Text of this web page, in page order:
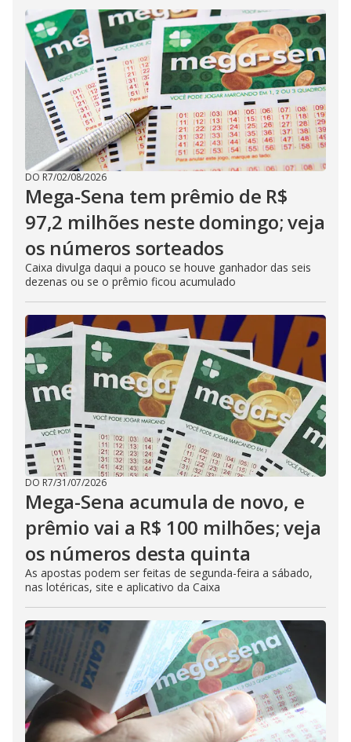
DO R7/02/08/2026
Mega-Sena tem prêmio de R$
97,2 milhões neste domingo; veja
os números sorteados
Caixa divulga daqui a pouco se houve ganhador das seis
dezenas ou se o prêmio ficou acumulado
DO R7/31/07/2026
Mega-Sena acumula de novo, e
prêmio vai a R$ 100 milhões; veja
os números desta quinta
As apostas podem ser feitas de segunda-feira a sábado,
nas lotéricas, site e aplicativo da Caixa